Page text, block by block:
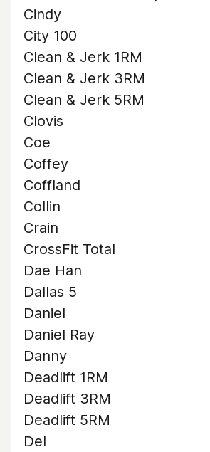
Cindy
City 100
Clean & Jerk 1RM
Clean & Jerk 3RM
Clean & Jerk 5RM
Clovis
Coe
Coffey
Coffland
Collin
Crain
CrossFit Total
Dae Han
Dallas 5
Daniel
Daniel Ray
Danny
Deadlift 1RM
Deadlift 3RM
Deadlift 5RM
Del